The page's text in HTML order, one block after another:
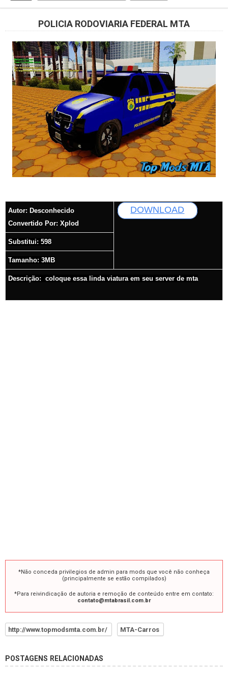
POLICIA RODOVIARIA FEDERAL MTA
Autor: Desconhecido
Convertido Por: Xplod
DOWNLOAD
Substitui: 598
Tamanho: 3MB
Descrição: coloque essa linda viatura em seu server de mta
*Não conceda privilegios de admin para mods que você não conheça
(principalmente se estão compilados)
*Para reivindicação de autoria e remoção de conteúdo entre em contato:
contato@mtabrasil.com.br
http://www.topmodsmta.com.br/ MTA-Carros
POSTAGENS RELACIONADAS